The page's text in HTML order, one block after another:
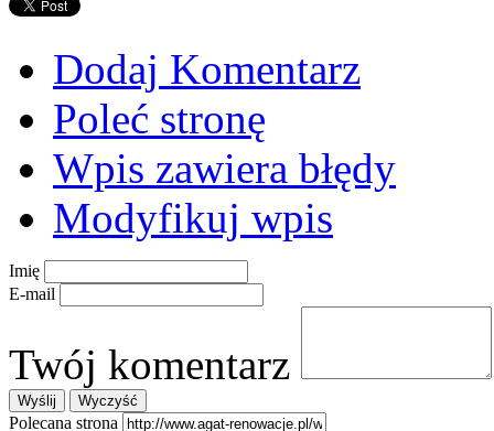
Dodaj Komentarz
Poleć stronę
Wpis zawiera błędy
Modyfikuj wpis
Imię
E-mail
Twój komentarz
Polecana strona